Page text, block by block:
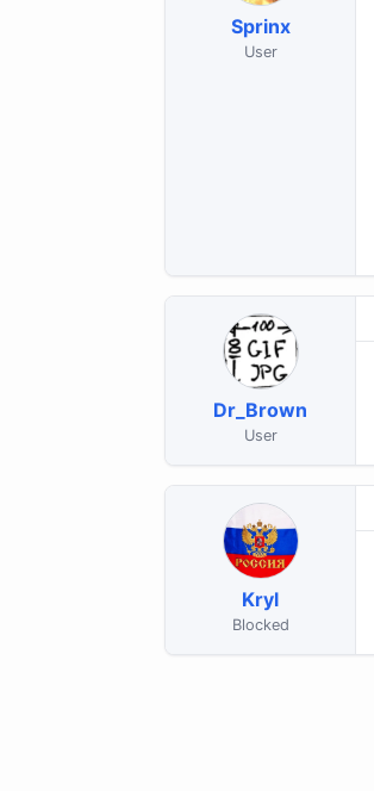
Sprinx
User
Dr_Brown
User
Kryl
Blocked